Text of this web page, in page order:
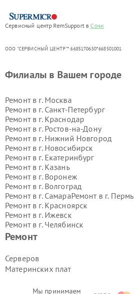
Сервисный центр RemSupport вСочи
ООО "СЕРВИСНЫЙ ЦЕНТР"* 6685170650*668501001
Мы принимаем
Ремонт
Серверов
Материнских плат
Филиалы в Вашем городе
Ремонт в г. Москва
Ремонт в г. Санкт-Петербург
Ремонт в г. Краснодар
Ремонт в г. Ростов-на-Дону
Ремонт в г. Нижний Новгород
Ремонт в г. Новосибирск
Ремонт в г. Екатеринбург
Ремонт в г. Казань
Ремонт в г. Воронеж
Ремонт в г. Волгоград
Ремонт в г. СамараРемонт в г. Пермь
Ремонт в г. Красноярск
Ремонт в г. Ижевск
Ремонт в г. Челябинск
Ремонт в г.
Ремонт в г.
Ремонт в г.
Ремонт в г.Барнаул
Ремонт в г. Хабаровск